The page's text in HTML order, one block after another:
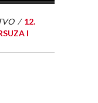
/ 12.
I